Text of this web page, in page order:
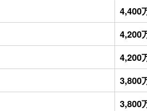
4,400
4,200
4,200
3,800
3,800